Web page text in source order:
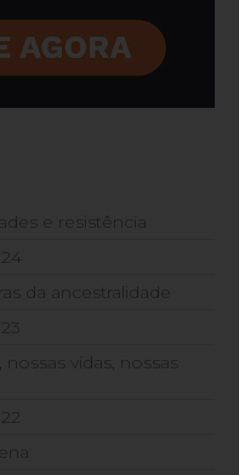
e resistência
da ancestralidade
vidas, nossas